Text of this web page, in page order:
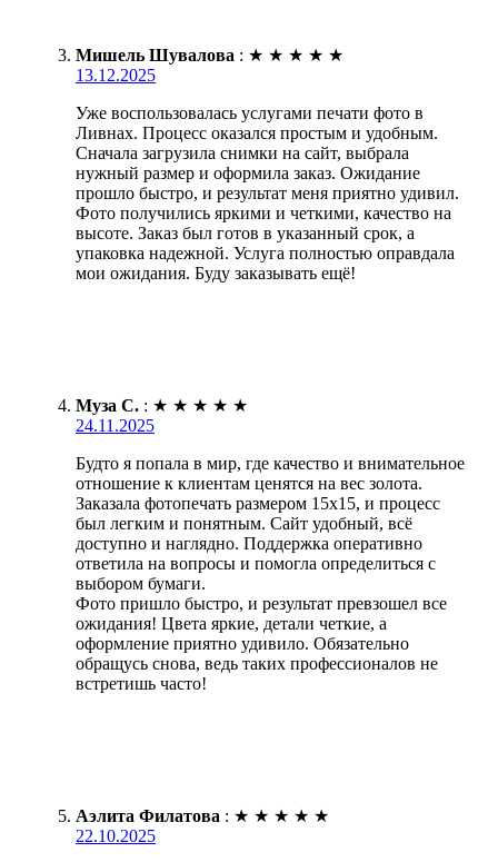
Мишель Шувалова : ★ ★ ★ ★ ★
13.12.2025
Уже воспользовалась услугами печати фото в
Ливнах. Процесс оказался простым и удобным.
Сначала загрузила снимки на сайт, выбрала
нужный размер и оформила заказ. Ожидание
прошло быстро, и результат меня приятно удивил.
Фото получились яркими и четкими, качество на
высоте. Заказ был готов в указанный срок, а
упаковка надежной. Услуга полностью оправдала
мои ожидания. Буду заказывать ещё!
Муза С. : ★ ★ ★ ★ ★
24.11.2025
Будто я попала в мир, где качество и внимательное
отношение к клиентам ценятся на вес золота.
Заказала фотопечать размером 15х15, и процесс
был легким и понятным. Сайт удобный, всё
доступно и наглядно. Поддержка оперативно
ответила на вопросы и помогла определиться с
выбором бумаги.
Фото пришло быстро, и результат превзошел все
ожидания! Цвета яркие, детали четкие, а
оформление приятно удивило. Обязательно
обращусь снова, ведь таких профессионалов не
встретишь часто!
Аэлита Филатова : ★ ★ ★ ★ ★
22.10.2025